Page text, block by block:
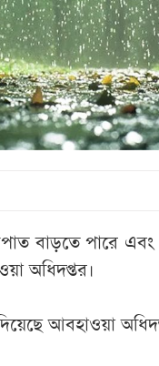
বাড়তে পারে
অধিদপ্তর।
আবহাওয়া